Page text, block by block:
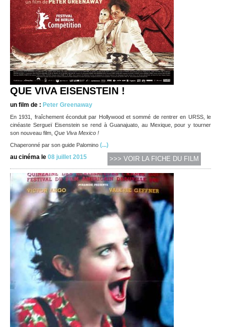
QUE VIVA EISENSTEIN !
un film de : Peter Greenaway
En 1931, fraîchement éconduit par Hollywood et sommé de rentrer en URSS, le
cinéaste Sergueï Eisenstein se rend à Guanajuato, au Mexique, pour y tourner
son nouveau film, Que Viva Mexico !
Chaperonné par son guide Palomino (...)
au cinéma le 08 juillet 2015 >>> VOIR LA FICHE DU FILM